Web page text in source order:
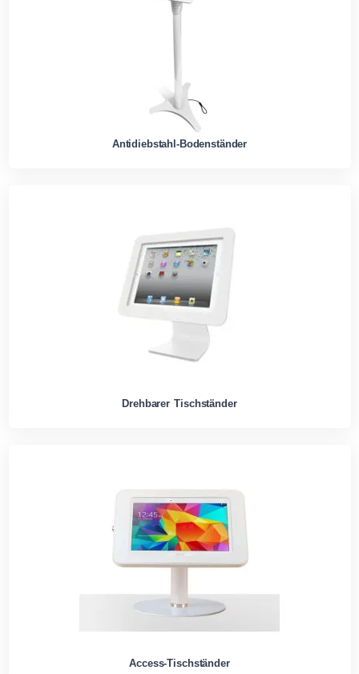
Antidiebstahl-Bodenständer
Drehbarer Tischständer
Access-Tischständer